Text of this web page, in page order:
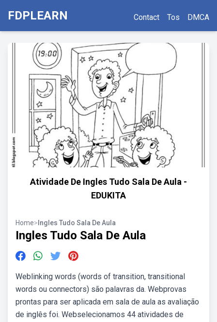
FDPLEARN Contact Tos DMCA
Atividade De Ingles Tudo Sala De Aula -
EDUKITA
Home> Ingles Tudo Sala De Aula
Ingles Tudo Sala De Aula
Weblinking words (words of transition, transitional
words ou connectors) são palavras da. Webprovas
prontas para ser aplicada em sala de aula as avaliação
de inglês foi. Webselecionamos 44 atividades de